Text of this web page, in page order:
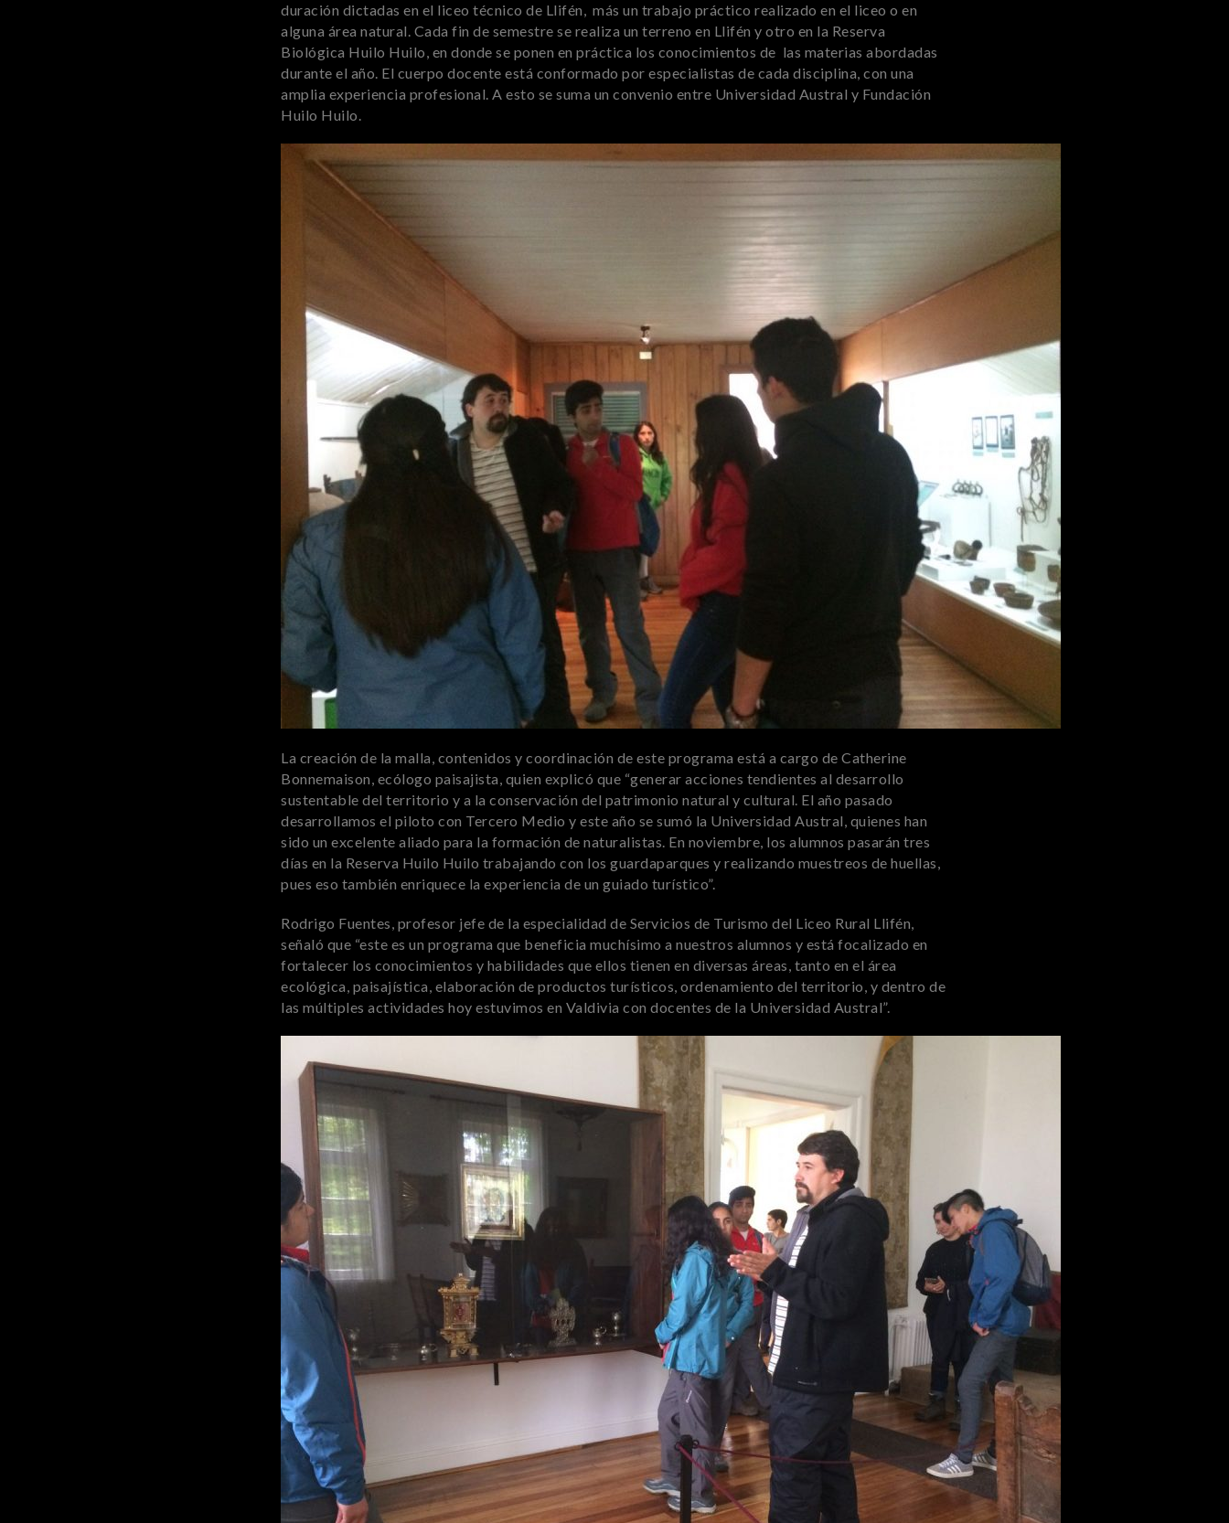
duración dictadas en el liceo técnico de Llifén, más un trabajo práctico realizado en el liceo o en
alguna área natural. Cada fin de semestre se realiza un terreno en Llifén y otro en la Reserva
Biológica Huilo Huilo, en donde se ponen en práctica los conocimientos de las materias abordadas
durante el año. El cuerpo docente está conformado por especialistas de cada disciplina, con una
amplia experiencia profesional. A esto se suma un convenio entre Universidad Austral y Fundación
Huilo Huilo.
La creación de la malla, contenidos y coordinación de este programa está a cargo de Catherine
Bonnemaison, ecólogo paisajista, quien explicó que “generar acciones tendientes al desarrollo
sustentable del territorio y a la conservación del patrimonio natural y cultural. El año pasado
desarrollamos el piloto con Tercero Medio y este año se sumó la Universidad Austral, quienes han
sido un excelente aliado para la formación de naturalistas. En noviembre, los alumnos pasarán tres
días en la Reserva Huilo Huilo trabajando con los guardaparques y realizando muestreos de huellas,
pues eso también enriquece la experiencia de un guiado turístico”.
Rodrigo Fuentes, profesor jefe de la especialidad de Servicios de Turismo del Liceo Rural Llifén,
señaló que “este es un programa que beneficia muchísimo a nuestros alumnos y está focalizado en
fortalecer los conocimientos y habilidades que ellos tienen en diversas áreas, tanto en el área
ecológica, paisajística, elaboración de productos turísticos, ordenamiento del territorio, y dentro de
las múltiples actividades hoy estuvimos en Valdivia con docentes de la Universidad Austral”.